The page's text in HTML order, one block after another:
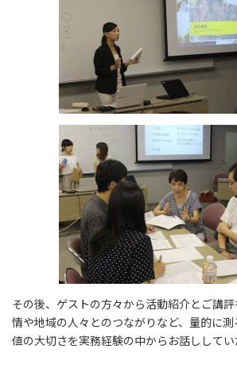
その後、ゲストの方々から活動紹介とご講
情や地域の人々とのつながりなど、量的に
値の大切さを実務経験の中からお話ししてい